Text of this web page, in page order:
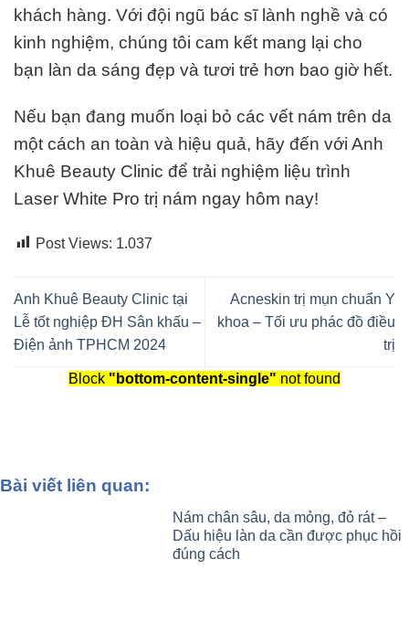
khách hàng. Với đội ngũ bác sĩ lành nghề và có
kinh nghiệm, chúng tôi cam kết mang lại cho
bạn làn da sáng đẹp và tươi trẻ hơn bao giờ hết.
Nếu bạn đang muốn loại bỏ các vết nám trên da
một cách an toàn và hiệu quả, hãy đến với Anh
Khuê Beauty Clinic để trải nghiệm liệu trình
Laser White Pro trị nám ngay hôm nay!
Post Views: 1.037
Anh Khuê Beauty Clinic tại
Lễ tốt nghiệp ĐH Sân khấu –
Điện ảnh TPHCM 2024
Acneskin trị mụn chuẩn Y
khoa – Tối ưu phác đồ điều
trị
Block "bottom-content-single" not found
Bài viết liên quan:
Nám chân sâu, da mỏng, đỏ rát –
Dấu hiệu làn da cần được phục hồi
đúng cách